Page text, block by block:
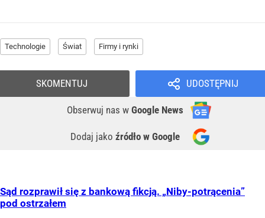
Technologie Świat Firmy i rynki
UDOSTĘPNIJ
Obserwuj nas w Google News
Dodaj jako źródło w Google
SKOMENTUJ
Sąd rozprawił się z bankową fikcją. „Niby-potrącenia”
pod ostrzałem